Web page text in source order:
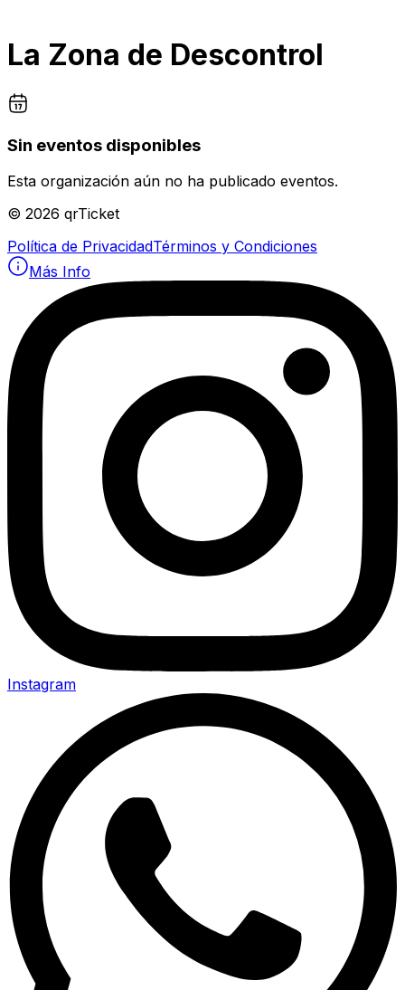
La Zona de Descontrol
Sin eventos disponibles
Esta organización aún no ha publicado eventos.
© 2026 qrTicket
Política de PrivacidadTérminos y Condiciones
Más Info
Instagram